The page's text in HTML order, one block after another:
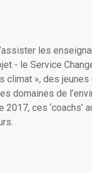
les
- le Service
climat », des
domaines de
2017, ces